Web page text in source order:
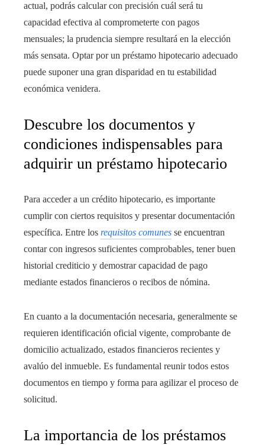
actual, podrás calcular con precisión cuál será tu
capacidad efectiva al comprometerte con pagos
mensuales; la prudencia siempre resultará en la elección
más sensata. Optar por un préstamo hipotecario adecuado
puede suponer una gran disparidad en tu estabilidad
económica venidera.
Descubre los documentos y
condiciones indispensables para
adquirir un préstamo hipotecario
Para acceder a un crédito hipotecario, es importante
cumplir con ciertos requisitos y presentar documentación
específica. Entre los requisitos comunes se encuentran
contar con ingresos suficientes comprobables, tener buen
historial crediticio y demostrar capacidad de pago
mediante estados financieros o recibos de nómina.
En cuanto a la documentación necesaria, generalmente se
requieren identificación oficial vigente, comprobante de
domicilio actualizado, estados financieros recientes y
avalúo del inmueble. Es fundamental reunir todos estos
documentos en tiempo y forma para agilizar el proceso de
solicitud.
La importancia de los préstamos